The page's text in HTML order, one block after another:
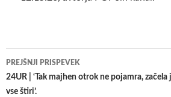
Krmarjenje
po
PREJŠNJI PRISPEVEK
24UR | ‘Tak majhen otrok ne pojamra,
vse štiri’.